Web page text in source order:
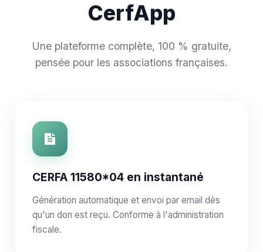
CerfApp
Une plateforme complète, 100 % gratuite,
pensée pour les associations françaises.
CERFA 11580*04 en instantané
Génération automatique et envoi par email dès
qu'un don est reçu. Conforme à l'administration
fiscale.